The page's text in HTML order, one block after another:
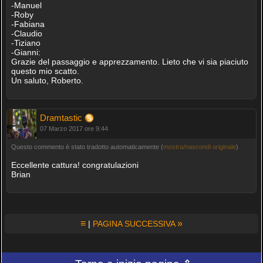
-Manuel
-Roby
-Fabiana
-Claudio
-Tiziano
-Gianni:
Grazie del passaggio e apprezzamento. Lieto che vi sia piaciuto
questo mio scatto.
Un saluto, Roberto.
Dramtastic
07 Marzo 2017 ore 9:44
Questo commento è stato tradotto automaticamente (mostra/nascondi originale)
Eccellente cattura! congratulazioni
Brian
≡ | PAGINA SUCCESSIVA»